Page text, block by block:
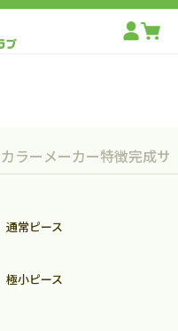
カラーメーカー特徴完成サ
通常ピース
極小ピース